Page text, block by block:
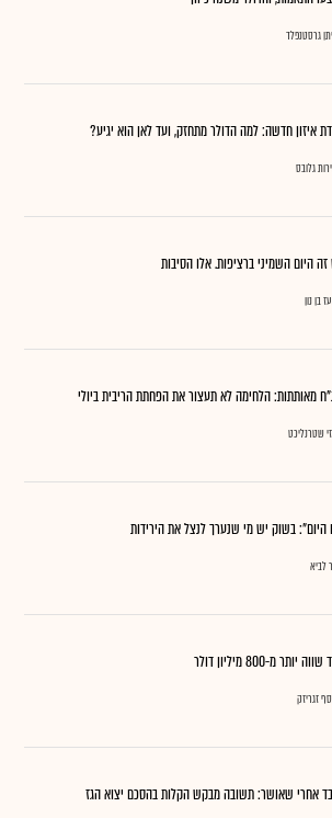
גרסטנפלד
איזון חדשה: למה הדולר מתחזק, ועד לאן הוא יגיע?
גלובס
היום השמיני ברציפות. אלו הסיבות
בן נון
מאותתות: הלחימה לא תעצור את הפחתת הריבית ביולי
שטרנליכט
היום": בשוק יש מי שנערך לנצל את הירידות
לביא
מ-800 מיליון דולר
זגריזק
אחרי שאושר: תשובה מבקש הקלות בהסכם יצוא הגז